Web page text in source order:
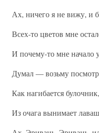
Ах, ничего я не вижу, и
Всех-то цветов мне
И почему-то мне начало
Думал — возьму
Как нагибается
Из очага вынимает